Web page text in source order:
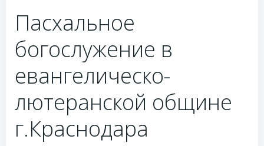
Пасхальное
богослужение в
евангелическо-
лютеранской общине
г.Краснодара